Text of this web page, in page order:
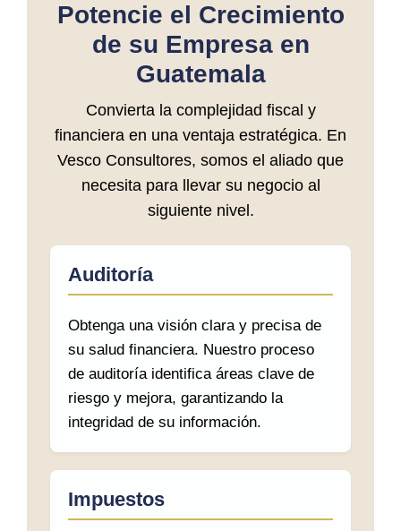
Potencie el Crecimiento
de su Empresa en
Guatemala
Convierta la complejidad fiscal y
financiera en una ventaja estratégica. En
Vesco Consultores, somos el aliado que
necesita para llevar su negocio al
siguiente nivel.
Auditoría
Obtenga una visión clara y precisa de
su salud financiera. Nuestro proceso
de auditoría identifica áreas clave de
riesgo y mejora, garantizando la
integridad de su información.
Impuestos